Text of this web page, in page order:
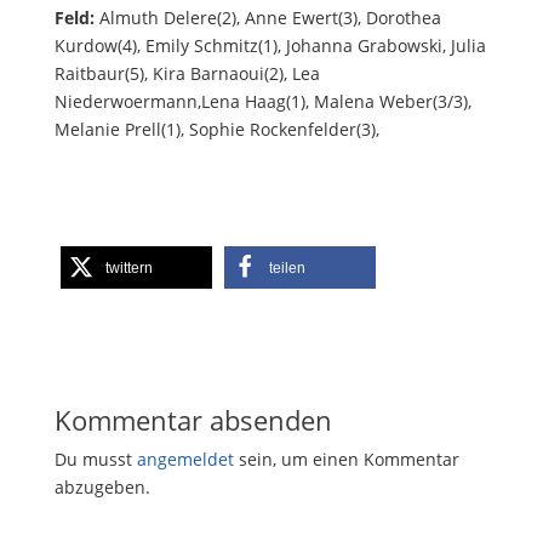
Feld: Almuth Delere(2), Anne Ewert(3), Dorothea
Kurdow(4), Emily Schmitz(1), Johanna Grabowski, Julia
Raitbaur(5), Kira Barnaoui(2), Lea
Niederwoermann,Lena Haag(1), Malena Weber(3/3),
Melanie Prell(1), Sophie Rockenfelder(3),
twittern teilen
Kommentar absenden
Du musst angemeldetsein, um einen Kommentar
abzugeben.